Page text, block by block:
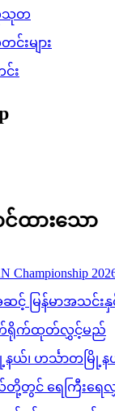
သုတ
းများ
း
ထားသော
Championship
ဆင့် မြန်မာအသင်း
ရိုက်ထုတ်လွှင့်မည်
နယ်၊ ဟင်္သာတမြို့
တို့တွင် ရေကြီးရေလ